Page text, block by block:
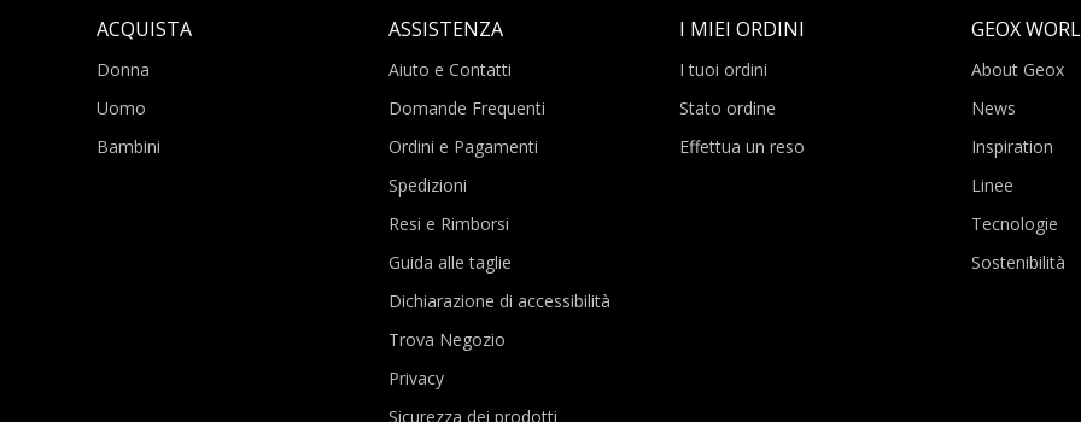
ACQUISTA
Donna
Uomo
Bambini
ASSISTENZA
Aiuto e Contatti
Domande Frequenti
Ordini e Pagamenti
Spedizioni
Resi e Rimborsi
Guida alle taglie
Dichiarazione di accessibilità
Trova Negozio
Privacy
Sicurezza dei prodotti
I MIEI ORDINI
I tuoi ordini
Stato ordine
Effettua un reso
GEOX
About Geox
News
Inspiration
Linee
Tecnologie
Sostenibilità